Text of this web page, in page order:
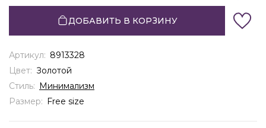
ДОБАВИТЬ В КОРЗИНУ
Артикул: 8913328
Цвет: Золотой
Стиль: Минимализм
Размер: Free size